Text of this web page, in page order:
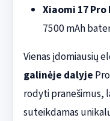
Xiaomi 17 Pro
7500 mAh
Vienas įdomiausių
galinėje dalyje
rodyti pranešimus,
suteikdamas